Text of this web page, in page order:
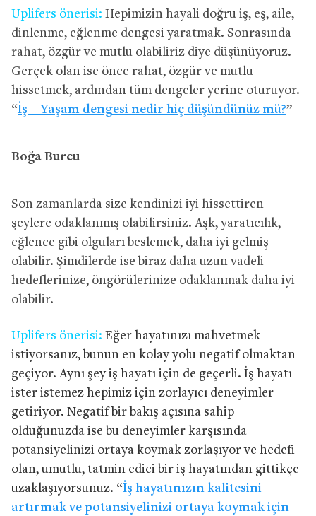
Uplifers önerisi: Hepimizin hayali doğru iş, eş, aile,
dinlenme, eğlenme dengesi yaratmak. Sonrasında
rahat, özgür ve mutlu olabiliriz diye düşünüyoruz.
Gerçek olan ise önce rahat, özgür ve mutlu
hissetmek, ardından tüm dengeler yerine oturuyor.
“İş – Yaşam dengesi nedir hiç düşündünüz mü?”
Boğa Burcu
Son zamanlarda size kendinizi iyi hissettiren
şeylere odaklanmış olabilirsiniz. Aşk, yaratıcılık,
eğlence gibi olguları beslemek, daha iyi gelmiş
olabilir. Şimdilerde ise biraz daha uzun vadeli
hedeflerinize, öngörülerinize odaklanmak daha iyi
olabilir.
Uplifers önerisi: Eğer hayatınızı mahvetmek
istiyorsanız, bunun en kolay yolu negatif olmaktan
geçiyor. Aynı şey iş hayatı için de geçerli. İş hayatı
ister istemez hepimiz için zorlayıcı deneyimler
getiriyor. Negatif bir bakış açısına sahip
olduğunuzda ise bu deneyimler karşısında
potansiyelinizi ortaya koymak zorlaşıyor ve hedefi
olan, umutlu, tatmin edici bir iş hayatından gittikçe
uzaklaşıyorsunuz. “İş hayatınızın kalitesini
artırmak ve potansiyelinizi ortaya koymak için